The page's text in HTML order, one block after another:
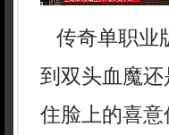
传奇单职业
到双头血魔
住脸上的喜